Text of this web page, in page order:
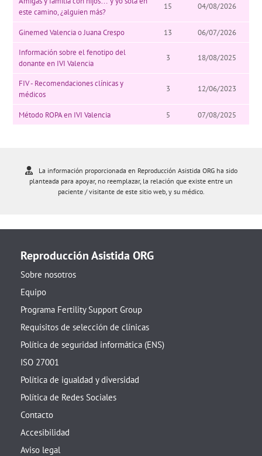
este camino, ¿alguien más?
15 04/08/2026
Ginemed Valencia o Juana Crespo 13
06/07/2026
Información sobre el fenotipo del
donante en IVI Valencia
3 18/08/2025
FIV - Recomendaciones clínicas y
médicos
3 12/06/2023
Método ROPA en IVI Valencia 5 07/08/2025
La información proporcionada en Reproducción Asistida ORG ha sido
planteada para apoyar, no reemplazar, la relación que existe entre un
paciente / visitante de este sitio web, y su médico.
Reproducción Asistida ORG
Sobre nosotros
Equipo
Programa Fertility Support Group
Requisitos de selección de clínicas
Política de seguridad informática (ENS)
ISO 27001
Política de igualdad y diversidad
Política de Redes Sociales
Contacto
Accesibilidad
Aviso legal